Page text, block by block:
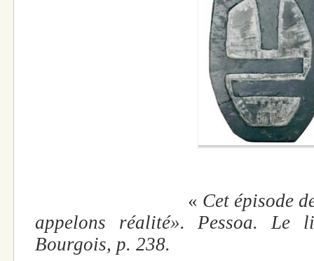
« Cet épisode
appelons réalité». Pessoa. Le
Bourgois, p. 238.